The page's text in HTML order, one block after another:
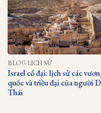
BLOG LỊCH SỬ
Israel cổ đại: lịch sử các
quốc và triều đại của người
Thái